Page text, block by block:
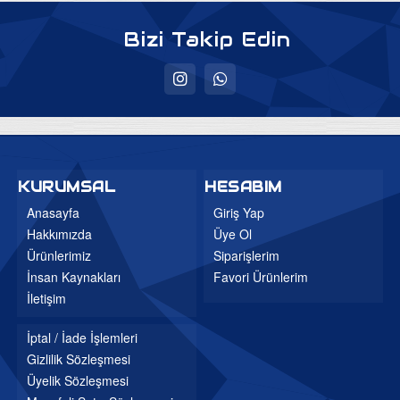
Bizi Takip Edin
KURUMSAL
Anasayfa
Hakkımızda
Ürünlerimiz
İnsan Kaynakları
İletişim
HESABIM
Giriş Yap
Üye Ol
Siparişlerim
Favori Ürünlerim
İptal / İade İşlemleri
Gizlilik Sözleşmesi
Üyelik Sözleşmesi